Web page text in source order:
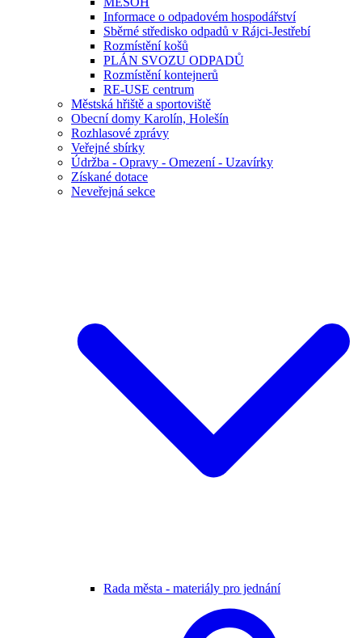
Informace o odpadovém hospodářství
Sběrné středisko odpadů v Rájci-Jestřebí
Rozmístění košů
PLÁN SVOZU ODPADŮ
Rozmístění kontejnerů
RE-USE centrum
Městská hřiště a sportoviště
Obecní domy Karolín, Holešín
Rozhlasové zprávy
Veřejné sbírky
Údržba - Opravy - Omezení - Uzavírky
Získané dotace
Neveřejná sekce
Rada města - materiály pro jednání